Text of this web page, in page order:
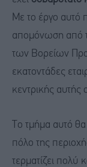
Με το έργο αυτό
απομόνωση από
των Βορείων
εκατοντάδες
κεντρικής αυτής
Το τμήμα αυτό
πόλο της
τερματίζει πολύ